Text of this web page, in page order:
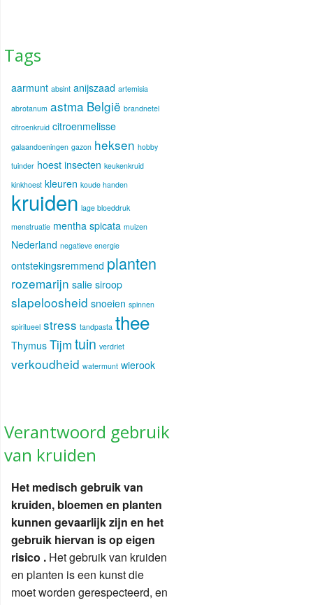
Tags
aarmunt absint anijszaad artemisia
abrotanum astma België brandnetel
citroenkruid citroenmelisse
galaandoeningen gazon heksen hobby
tuinder hoest insecten keukenkruid
kinkhoest kleuren koude handen
kruiden lage bloeddruk
menstruatie mentha spicata muizen
Nederland negatieve energie
ontstekingsremmend planten
rozemarijn salie siroop
slapeloosheid snoeien spinnen
spiritueel stress tandpasta thee
Thymus Tijm tuin verdriet
verkoudheid watermunt wierook
Verantwoord gebruik
van kruiden
Het medisch gebruik van
kruiden, bloemen en planten
kunnen gevaarlijk zijn en het
gebruik hiervan is op eigen
risico . Het gebruik van kruiden
en planten is een kunst die
moet worden gerespecteerd, en